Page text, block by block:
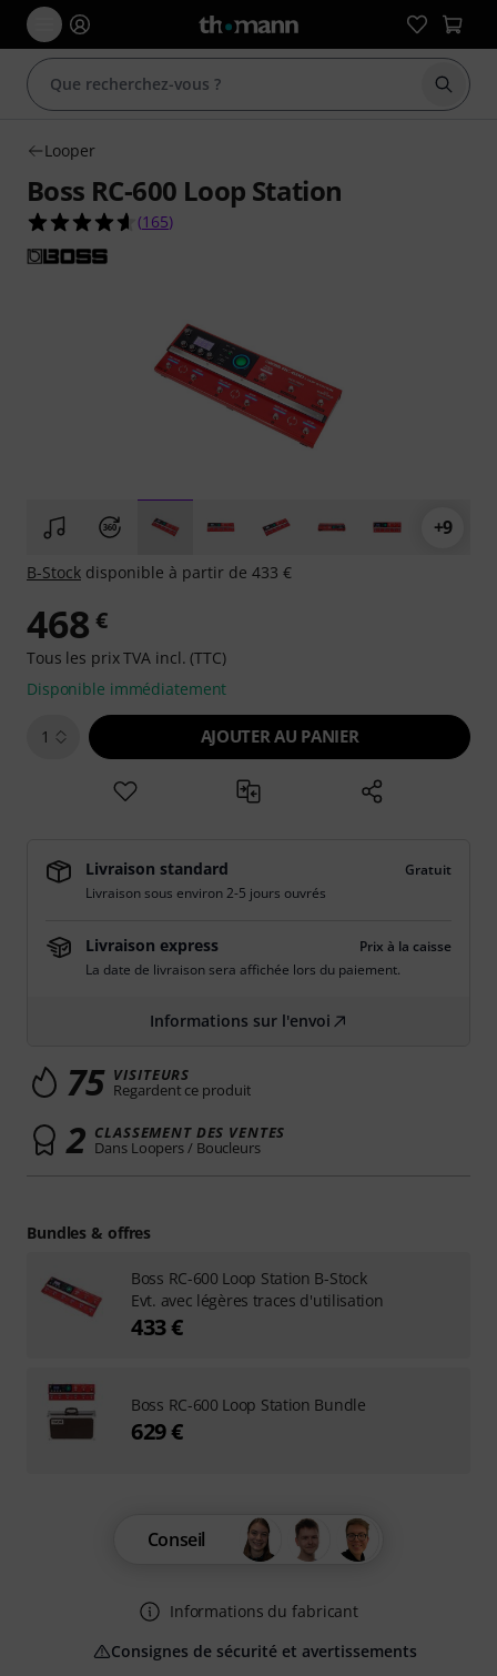
Looper
Boss RC-600 Loop Station
4.6 étoiles sur 5 d'après 165 évaluations clients
(165)
+9
B-Stock disponible à partir de 433 €
468 €
Tous les prix TVA incl. (TTC)
Disponible immédiatement
1 AJOUTER AU PANIER
Livraison standard
Gratuit
Livraison sous environ 2-5 jours ouvrés
Livraison express
Prix à la caisse
La date de livraison sera affichée lors du paiement.
Informations sur l'envoi
75 VISITEURS
Regardent ce produit
2 CLASSEMENT DES VENTES
Dans Loopers / Boucleurs
Conseil
Informations du fabricant
Consignes de sécurité et avertissements
Bundles & offres
Boss RC-600 Loop Station B-Stock
Evt. avec légères traces d'utilisation
433 €
Boss RC-600 Loop Station Bundle
629 €